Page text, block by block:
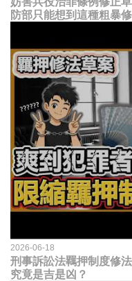
防部只能想到這種粗暴
2026-06-18
刑事訴訟法羈押制度修
究竟是吉是凶？